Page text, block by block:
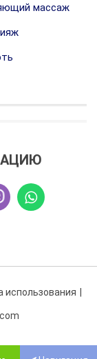
массаж
использования